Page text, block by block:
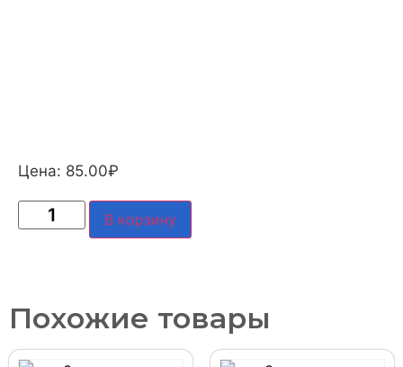
Цена: 85.00₽
В корзину
Похожие товары